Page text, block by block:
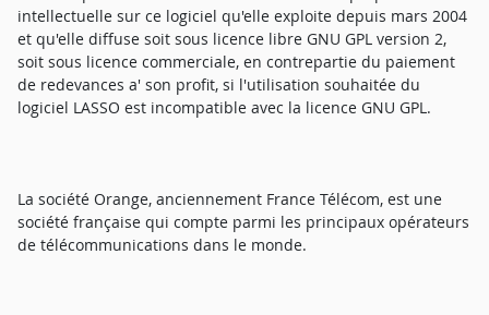
intellectuelle sur ce logiciel qu'elle exploite depuis mars 2004
et qu'elle diffuse soit sous licence libre GNU GPL version 2,
soit sous licence commerciale, en contrepartie du paiement
de redevances a' son profit, si l'utilisation souhaitée du
logiciel LASSO est incompatible avec la licence GNU GPL.
La société Orange, anciennement France Télécom, est une
société française qui compte parmi les principaux opérateurs
de télécommunications dans le monde.